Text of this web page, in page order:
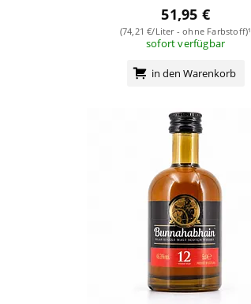
51,95 €
(74,21 €/Liter - ohne Farbstoff)¹
sofort verfügbar
in den Warenkorb